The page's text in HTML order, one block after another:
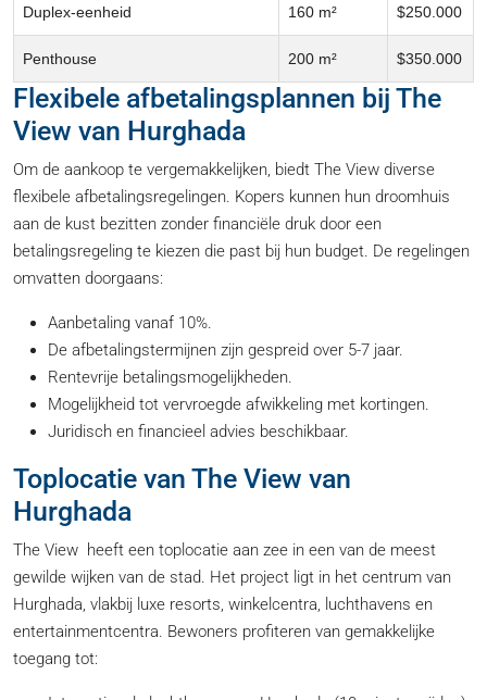
Duplex-eenheid 160 m² $250.000
Penthouse 200 m² $350.000
Flexibele afbetalingsplannen bij The
View van Hurghada
Om de aankoop te vergemakkelijken, biedt The View diverse
flexibele afbetalingsregelingen. Kopers kunnen hun droomhuis
aan de kust bezitten zonder financiële druk door een
betalingsregeling te kiezen die past bij hun budget. De regelingen
omvatten doorgaans:
Aanbetaling vanaf 10%.
De afbetalingstermijnen zijn gespreid over 5-7 jaar.
Rentevrije betalingsmogelijkheden.
Mogelijkheid tot vervroegde afwikkeling met kortingen.
Juridisch en financieel advies beschikbaar.
Toplocatie van The View van
Hurghada
The View heeft een toplocatie aan zee in een van de meest
gewilde wijken van de stad. Het project ligt in het centrum van
Hurghada, vlakbij luxe resorts, winkelcentra, luchthavens en
entertainmentcentra. Bewoners profiteren van gemakkelijke
toegang tot: